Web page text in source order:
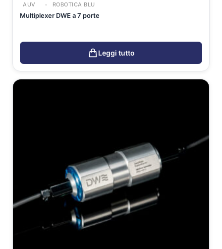
AUV ROBOTICA BLU
Multiplexer DWE a 7 porte
Leggi tutto